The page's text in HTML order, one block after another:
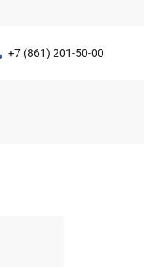
+7 (861) 201-50-00